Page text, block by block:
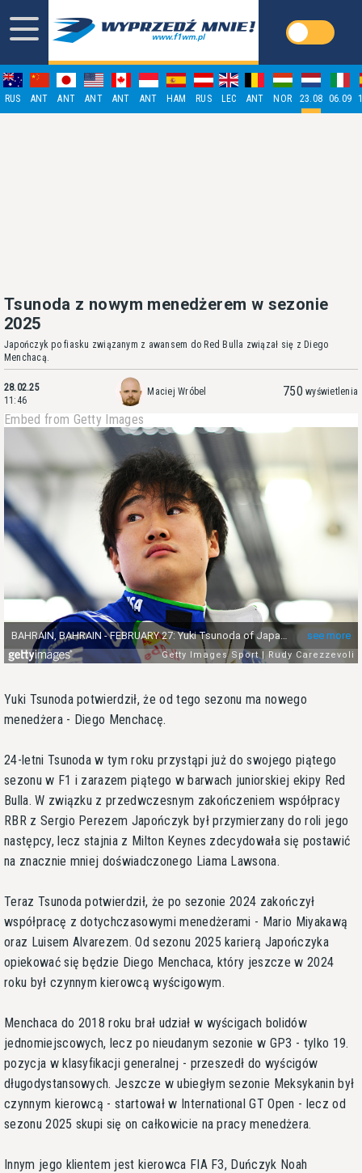
RUS ANT ANT ANT ANT ANT HAM RUS LEC ANT NOR 23.08 06.09
Tsunoda z nowym menedżerem w sezonie
2025
Japończyk po fiasku związanym z awansem do Red Bulla związał się z Diego
Menchacą.
28.02.25
11:46
Maciej Wróbel 750 wyświetlenia
Embed from Getty Images
Yuki Tsunoda potwierdził, że od tego sezonu ma nowego
menedżera - Diego Menchacę.
24-letni Tsunoda w tym roku przystąpi już do swojego piątego
sezonu w F1 i zarazem piątego w barwach juniorskiej ekipy Red
Bulla. W związku z przedwczesnym zakończeniem współpracy
RBR z Sergio Perezem Japończyk był przymierzany do roli jego
następcy, lecz stajnia z Milton Keynes zdecydowała się postawić
na znacznie mniej doświadczonego Liama Lawsona.
Teraz Tsunoda potwierdził, że po sezonie 2024 zakończył
współpracę z dotychczasowymi menedżerami - Mario Miyakawą
oraz Luisem Alvarezem. Od sezonu 2025 karierą Japończyka
opiekować się będzie Diego Menchaca, który jeszcze w 2024
roku był czynnym kierowcą wyścigowym.
Menchaca do 2018 roku brał udział w wyścigach bolidów
jednomiejscowych, lecz po nieudanym sezonie w GP3 - tylko 19.
pozycja w klasyfikacji generalnej - przeszedł do wyścigów
długodystansowych. Jeszcze w ubiegłym sezonie Meksykanin był
czynnym kierowcą - startował w International GT Open - lecz od
sezonu 2025 skupi się on całkowicie na pracy menedżera.
Innym jego klientem jest kierowca FIA F3, Duńczyk Noah